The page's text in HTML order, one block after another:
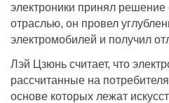
электроники принял решение
отраслью, он провел
электромобилей и получил
Лэй Цзюнь считает, что
рассчитанные на
основе которых лежат